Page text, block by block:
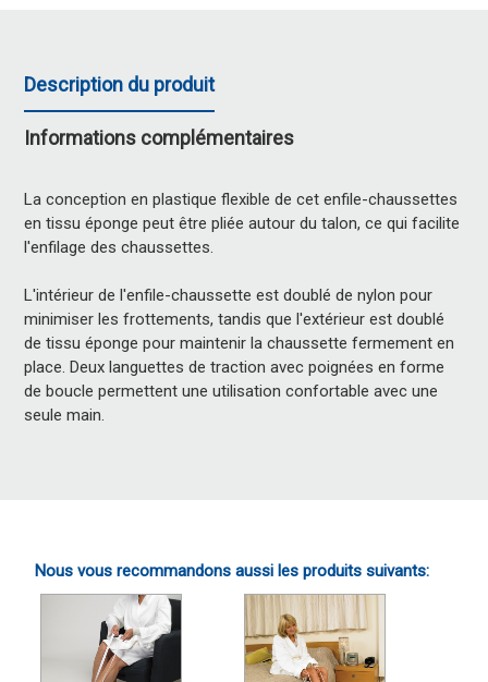
Description du produit
Informations complémentaires
La conception en plastique flexible de cet enfile-chaussettes
en tissu éponge peut être pliée autour du talon, ce qui facilite
l'enfilage des chaussettes.
L'intérieur de l'enfile-chaussette est doublé de nylon pour
minimiser les frottements, tandis que l'extérieur est doublé
de tissu éponge pour maintenir la chaussette fermement en
place. Deux languettes de traction avec poignées en forme
de boucle permettent une utilisation confortable avec une
seule main.
Nous vous recommandons aussi les produits suivants: